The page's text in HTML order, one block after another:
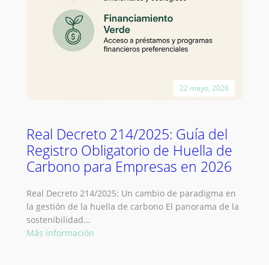
22 mayo, 2026
Real Decreto 214/2025: Guía del
Registro Obligatorio de Huella de
Carbono para Empresas en 2026
Real Decreto 214/2025: Un cambio de paradigma en
la gestión de la huella de carbono El panorama de la
sostenibilidad…
Más información: